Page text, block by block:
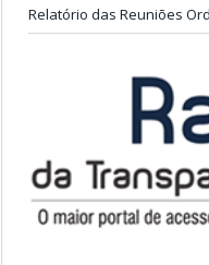
Relatório das Reuniões